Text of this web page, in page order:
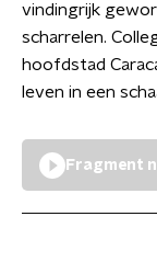
vindingrijk
scharrelen.
hoofdstad
leven in een
Fragment